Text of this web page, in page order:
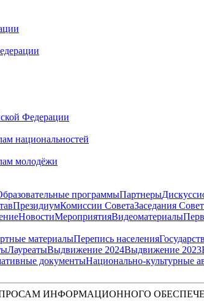
Федерации
национальностей
молодёжи
программыПартнеры
ПрезидиумКомиссии СоветаЗаседания
НовостиМероприятияВидеоматериалы
материалыПерепись населения
ЛауреатыВыдвижение 2024Выдвижение 2023
документыНационально-культурные
ИНФОРМАЦИОННОГО